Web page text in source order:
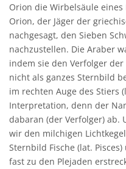
Orion die Wirbelsäule eines
Orion, der Jäger der
nachgesagt, den Sieben
nachzustellen. Die Araber
indem sie den Verfolger
nicht als ganzes Sternbild
im rechten Auge des Stiers
Interpretation, denn der
dabaran (der Verfolger) ab.
wir den milchigen
Sternbild Fische (lat.
fast zu den Plejaden